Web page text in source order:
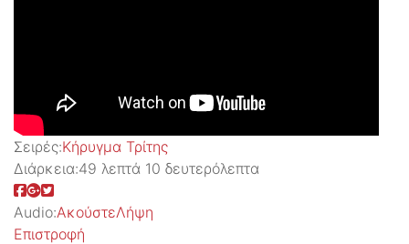
Σειρές:Kήρυγμα Τρίτης
Διάρκεια:49 λεπτά 10 δευτερόλεπτα
Audio:ΑκούστεΛήψη
Επιστροφή